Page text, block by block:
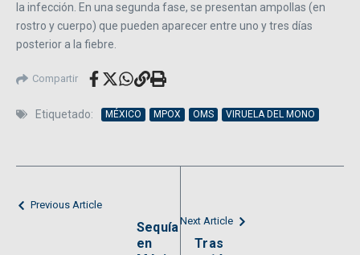
la infección. En una segunda fase, se presentan ampollas (en
rostro y cuerpo) que pueden aparecer entre uno y tres días
posterior a la fiebre.
Compartir
Etiquetado: MÉXICO MPOX OMS VIRUELA DEL MONO
Previous Article
Sequía
en
Next Article
Tras